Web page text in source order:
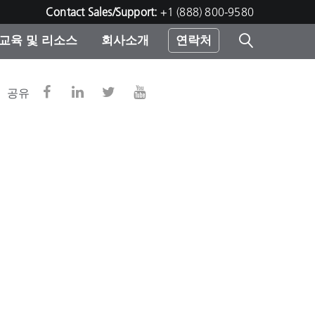
Contact Sales/Support: +1 (888) 800-9580
교육 및 리소스 회사소개 연락처
공유